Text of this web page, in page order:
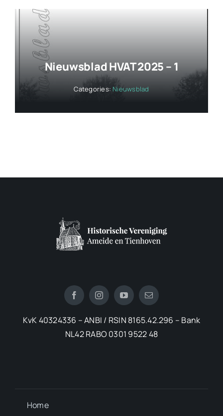
Nieuwsblad HVAT 2025 – 1
Categories:Nieuwsblad
KvK 40324336 – ANBI / RSIN 8165.42.296 – Bank
NL42 RABO 0301 9522 48
Home